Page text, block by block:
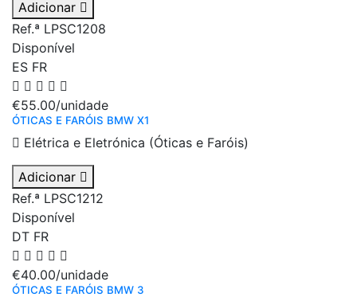
Adicionar
Ref.ª LPSC1208
Disponível
ES FR
€55.00/unidade
ÓTICAS E FARÓIS BMW X1
Elétrica e Eletrónica (Óticas e Faróis)
Adicionar
Ref.ª LPSC1212
Disponível
DT FR
€40.00/unidade
ÓTICAS E FARÓIS BMW 3